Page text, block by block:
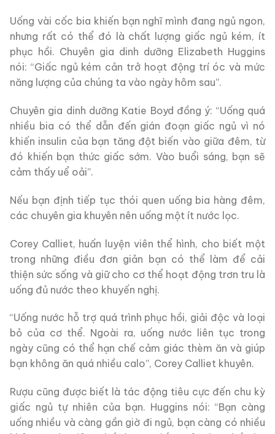
Uống vài cốc bia khiến bạn nghĩ mình đang ngủ ngon,
nhưng rất có thể đó là chất lượng giấc ngủ kém, ít
phục hồi. Chuyên gia dinh dưỡng Elizabeth Huggins
nói: “Giấc ngủ kém cản trở hoạt động trí óc và mức
năng lượng của chúng ta vào ngày hôm sau”.
Chuyên gia dinh dưỡng Katie Boyd đồng ý: “Uống quá
nhiều bia có thể dẫn đến gián đoạn giấc ngủ vì nó
khiến insulin của bạn tăng đột biến vào giữa đêm, từ
đó khiến bạn thức giấc sớm. Vào buổi sáng, bạn sẽ
cảm thấy uể oải”.
Nếu bạn định tiếp tục thói quen uống bia hàng đêm,
các chuyên gia khuyên nên uống một ít nước lọc.
Corey Calliet, huấn luyện viên thể hình, cho biết một
trong những điều đơn giản bạn có thể làm để cải
thiện sức sống và giữ cho cơ thể hoạt động trơn tru là
uống đủ nước theo khuyến nghị.
“Uống nước hỗ trợ quá trình phục hồi, giải độc và loại
bỏ của cơ thể. Ngoài ra, uống nước liên tục trong
ngày cũng có thể hạn chế cảm giác thèm ăn và giúp
bạn không ăn quá nhiều calo”, Corey Calliet khuyên.
Rượu cũng được biết là tác động tiêu cực đến chu kỳ
giấc ngủ tự nhiên của bạn. Huggins nói: “Bạn càng
uống nhiều và càng gần giờ đi ngủ, bạn càng có nhiều